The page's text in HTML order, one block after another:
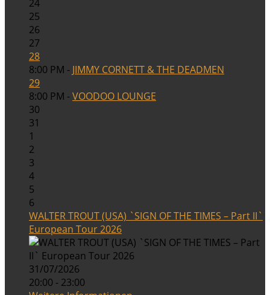
24
25
26
27
28
8:00 PM - JIMMY CORNETT & THE DEADMEN
29
8:00 PM -VOODOO LOUNGE
30
31
1
2
3
4
5
6
WALTER TROUT (USA) `SIGN OF THE TIMES – Part II`
European Tour 2026
31/07/2026
20:00 - 23:00